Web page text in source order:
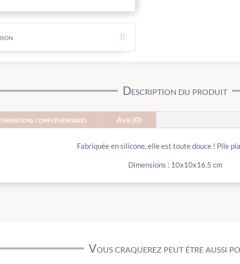
Description du produit
complémentaires Avis (0)
Fabriquée en silicone, elle est toute douce ! Pile
Dimensions : 10x10x16.5 cm
Vous craquerez peut être aussi